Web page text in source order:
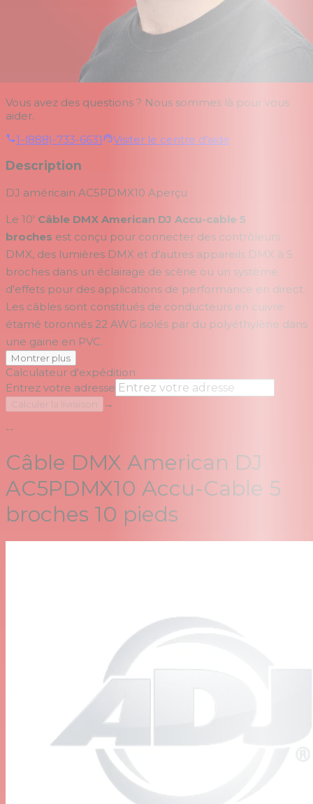
Vous avez des questions ? Nous sommes là pour vous
aider.
1-(888)-733-6631
Visiter le centre d'aide
Description
DJ américain AC5PDMX10 Aperçu
Le 10' Câble DMX American DJ Accu-cable 5
broches est conçu pour connecter des contrôleurs
DMX, des lumières DMX et d'autres appareils DMX à 5
broches dans un éclairage de scène ou un système
d'effets pour des applications de performance en direct.
Les câbles sont constitués de conducteurs en cuivre
étamé toronnés 22 AWG isolés par du polyéthylène dans
une gaine en PVC.
Montrer plus
Calculateur d'expédition
Entrez votre adresse
Calculer la livraison
→
--
Câble DMX American DJ
AC5PDMX10 Accu-Cable 5
broches 10 pieds